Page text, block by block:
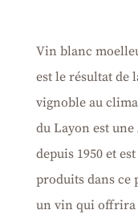
Vin blanc
est le résultat de
vignoble au
du Layon est
depuis 1950 et
produits dans ce
un vin qui offrira